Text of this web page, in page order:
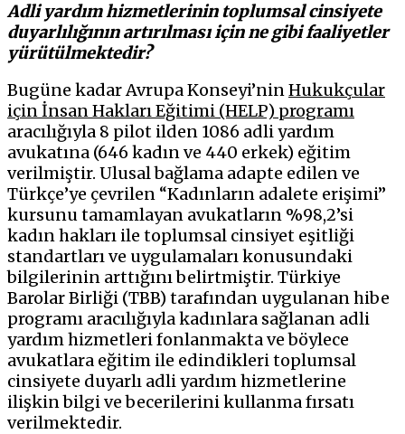
Adli yardım hizmetlerinin toplumsal cinsiyete
duyarlılığının artırılması için ne gibi faaliyetler
yürütülmektedir?
Bugüne kadar Avrupa Konseyi’ninHukukçular
için İnsan Hakları Eğitimi (HELP) programı
aracılığıyla 8 pilot ilden 1086 adli yardım
avukatına (646 kadın ve 440 erkek) eğitim
verilmiştir. Ulusal bağlama adapte edilen ve
Türkçe’ye çevrilen “Kadınların adalete erişimi”
kursunu tamamlayan avukatların %98,2’si
kadın hakları ile toplumsal cinsiyet eşitliği
standartları ve uygulamaları konusundaki
bilgilerinin arttığını belirtmiştir. Türkiye
Barolar Birliği (TBB) tarafından uygulanan hibe
programı aracılığıyla kadınlara sağlanan adli
yardım hizmetleri fonlanmakta ve böylece
avukatlara eğitim ile edindikleri toplumsal
cinsiyete duyarlı adli yardım hizmetlerine
ilişkin bilgi ve becerilerini kullanma fırsatı
verilmektedir.